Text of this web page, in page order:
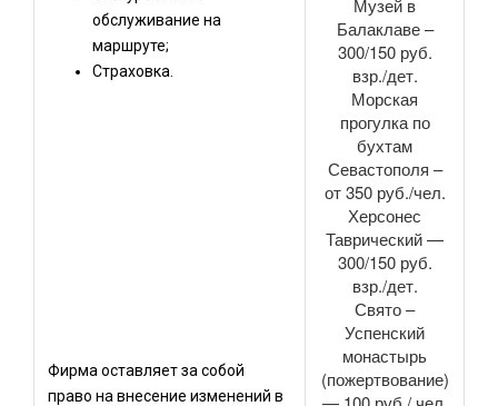
обслуживание на
маршруте;
Страховка.
Фирма оставляет за собой
право на внесение изменений в
Балаклаве –
300/150 руб.
взр./дет.
Морская
прогулка по
бухтам
Севастополя –
от 350 руб./чел.
Херсонес
Таврический —
300/150 руб.
взр./дет.
Свято –
Успенский
монастырь
(пожертвование)